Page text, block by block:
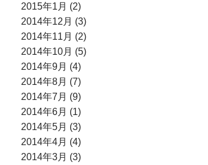
2015年1月 (2)
2014年12月 (3)
2014年11月 (2)
2014年10月 (5)
2014年9月 (4)
2014年8月 (7)
2014年7月 (9)
2014年6月 (1)
2014年5月 (3)
2014年4月 (4)
2014年3月 (3)